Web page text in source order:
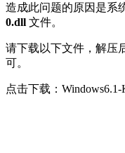
造成此问题的原因是系
0.dll 文件。
请下载以下文件，解压
可。
点击下载：Windows6.1-